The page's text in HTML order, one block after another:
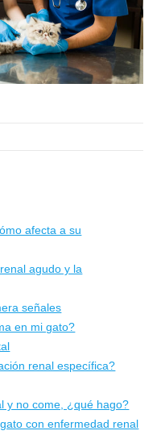
afecta a su
agudo y la
señales
en mi gato?
renal específica?
y no come, ¿qué hago?
con enfermedad renal